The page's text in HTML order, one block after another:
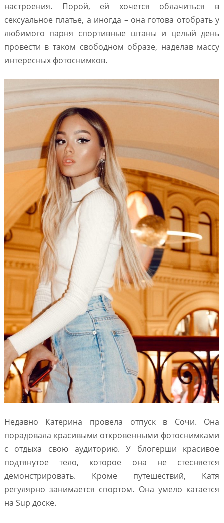
настроения. Порой, ей хочется облачиться в
сексуальное платье, а иногда – она готова отобрать у
любимого парня спортивные штаны и целый день
провести в таком свободном образе, наделав массу
интересных фотоснимков.
Недавно Катерина провела отпуск в Сочи. Она
порадовала красивыми откровенными фотоснимками
с отдыха свою аудиторию. У блогерши красивое
подтянутое тело, которое она не стесняется
демонстрировать. Кроме путешествий, Катя
регулярно занимается спортом. Она умело катается
на Sup доске.